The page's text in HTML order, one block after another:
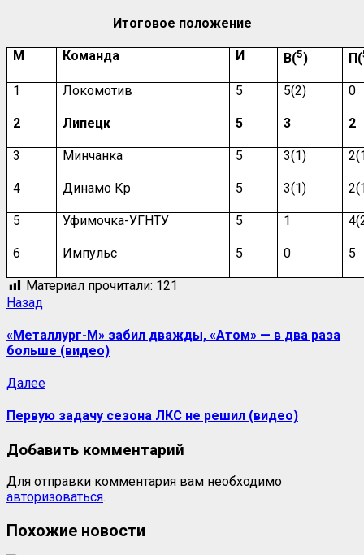
Итоговое положение
М Команда И В(5) П(
1 Локомотив 5 5(2) 0
2 Липецк 5 3 2
3 Минчанка 5 3(1)
4 Динамо Кр 5 3(1)
5 Уфимочка-УГНТУ 5 1
6 Импульс 5 0 5
Материал прочитали: 121
Навигация
записи
Назад
«Металлург-М» забил дважды, «Атом» — в два раза
больше (видео)
ДалееСледующая
Первую задачу сезона ЛКС не решил (видео)
Добавить комментарий
Для отправки комментария вам необходимо
авторизоваться.
Похожие новости